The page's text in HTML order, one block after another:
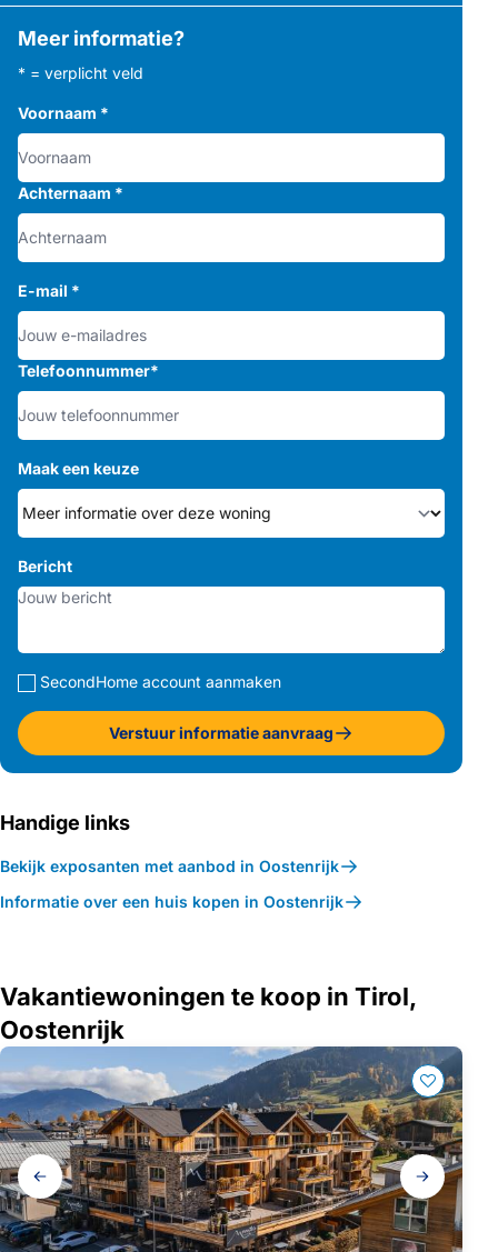
Meer informatie?
* = verplicht veld
Voornaam *
Achternaam *
E-mail *
Telefoonnummer*
Maak een keuze
Bericht
SecondHome account aanmaken
Verstuur informatie aanvraag
Handige links
Bekijk exposanten met aanbod in Oostenrijk
Informatie over een huis kopen in Oostenrijk
Vakantiewoningen te koop in Tirol,
Oostenrijk
Galerij
navigatie